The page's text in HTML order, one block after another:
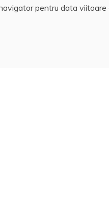
pentru data viitoare